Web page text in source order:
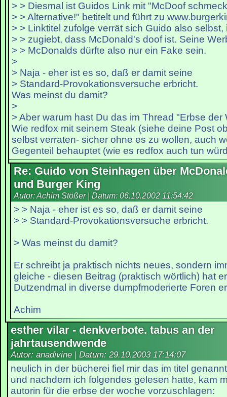
> > Diesmal ist Guidos Link mit "McDoof
> > Alternative!" betitelt und führt zu
> > Linktitel zufolge verrät sich Guido also selbst,
> > zugiebt, dass McDonald's doof ist. Seine
> > McDonalds dürfte also nur ein Fake sein.
>
> Naja - eher ist es so, daß er damit seine
> Standard-Provokationsversuche erbricht.
Was meinst du damit?
>
> Aber warum hast Du das im Thread "Erbse der
Wie redfox mit seinem Steak (siehe deine Post
selbst verraten- sicher ohne es zu wollen, auch
Gegenteil behauptet (wie es redfox auch tun
Re: Guido von Steinhagen über
und Burger King
Autor: Achim Stößer | Datum: 06.10.2002 11:54:42
> > Naja - eher ist es so, daß er damit seine
> > Standard-Provokationsversuche erbricht.
> Was meinst du damit?
Er schreibt ja praktisch nichts neues, sondern
gleiche - diesen Beitrag (praktisch wörtlich) hat
Dutzendmal in diverse dumpfmoderierte Foren
Achim
esther vilar - denkverbote. tabus an der
jahrtausendwende
Autor: anadivine | Datum: 29.10.2003 17:14:07
neulich in der bücherei fiel mir das im titel
und nachdem ich folgendes gelesen hatte, kam
autorin für die erbse der woche vorzuschlagen: